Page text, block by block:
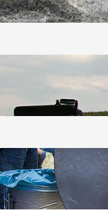
30 června,
15 května,
Pro
30 dubna,